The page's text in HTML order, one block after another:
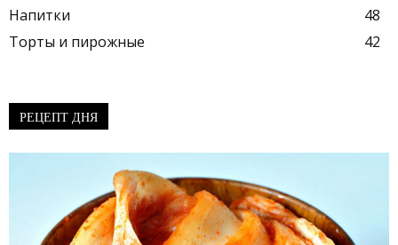
Напитки
48
Торты и пирожные
42
РЕЦЕПТ ДНЯ